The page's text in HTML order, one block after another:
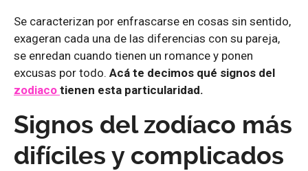
Se caracterizan por enfrascarse en cosas sin sentido,
exageran cada una de las diferencias con su pareja,
se enredan cuando tienen un romance y ponen
excusas por todo. Acá te decimos qué signos del
zodiaco tienen esta particularidad.
Signos del zodíaco más
difíciles y complicados